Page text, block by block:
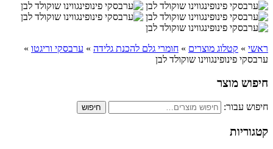
ראשי » קטלוג מוצרים » חומרי גלם להכנת גלידה » ערבסקי וריגטו »
ערבסקי פינופינגווינו שוקולד לבן
חיפוש מוצר
חיפוש עבור: חיפוש
קטגוריות